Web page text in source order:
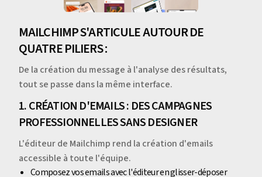
MAILCHIMP S'ARTICULE AUTOUR DE
QUATRE PILIERS :
De la création du message à l'analyse des résultats,
tout se passe dans la même interface.
1. CRÉATION D'EMAILS : DES CAMPAGNES
PROFESSIONNELLES SANS DESIGNER
L'éditeur de Mailchimp rend la création d'emails
accessible à toute l'équipe.
Composez vos emails avec l'éditeur en glisser-déposer